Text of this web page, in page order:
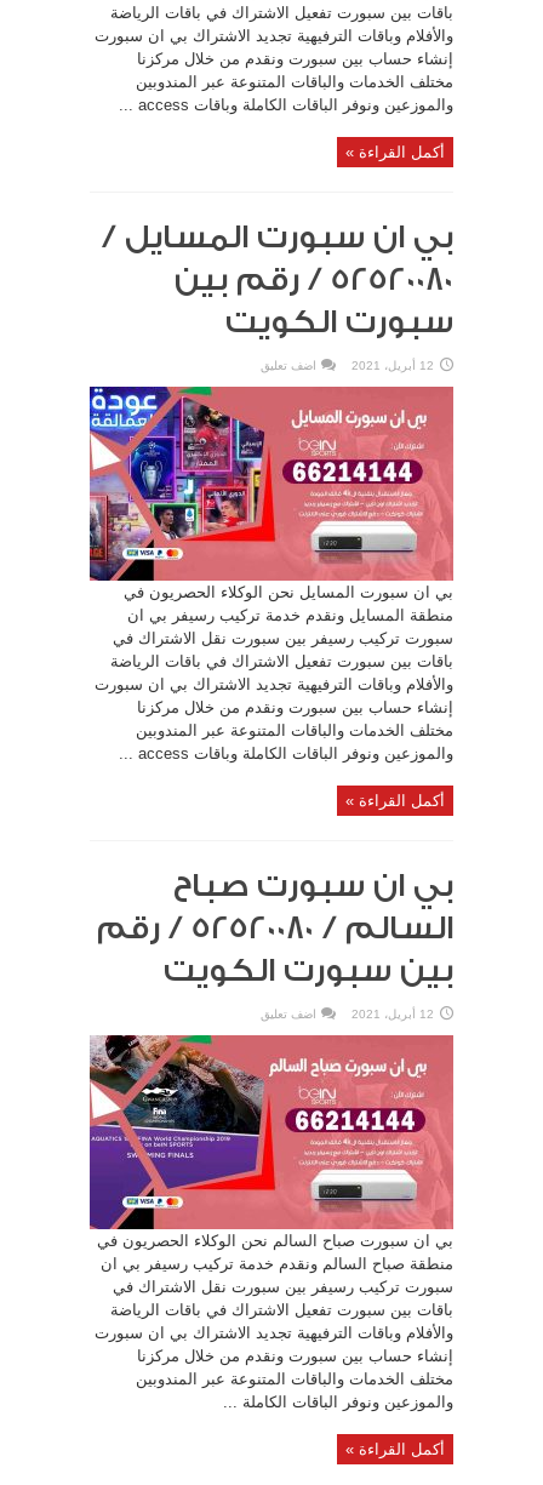
باقات بين سبورت تفعيل الاشتراك في باقات الرياضة
والأفلام وباقات الترفيهية تجديد الاشتراك بي ان سبورت
إنشاء حساب بين سبورت ونقدم من خلال مركزنا
مختلف الخدمات والباقات المتنوعة عبر المندوبين
والموزعين ونوفر الباقات الكاملة وباقات access ...
أكمل القراءة »
بي ان سبورت المسايل /
52520080 / رقم بين
سبورت الكويت
12 أبريل، 2021 اضف تعليق
بي ان سبورت المسايل نحن الوكلاء الحصريون في
منطقة المسايل ونقدم خدمة تركيب رسيفر بي ان
سبورت تركيب رسيفر بين سبورت نقل الاشتراك في
باقات بين سبورت تفعيل الاشتراك في باقات الرياضة
والأفلام وباقات الترفيهية تجديد الاشتراك بي ان سبورت
إنشاء حساب بين سبورت ونقدم من خلال مركزنا
مختلف الخدمات والباقات المتنوعة عبر المندوبين
والموزعين ونوفر الباقات الكاملة وباقات access ...
أكمل القراءة »
بي ان سبورت صباح
السالم / 52520080 / رقم
بين سبورت الكويت
12 أبريل، 2021 اضف تعليق
بي ان سبورت صباح السالم نحن الوكلاء الحصريون في
منطقة صباح السالم ونقدم خدمة تركيب رسيفر بي ان
سبورت تركيب رسيفر بين سبورت نقل الاشتراك في
باقات بين سبورت تفعيل الاشتراك في باقات الرياضة
والأفلام وباقات الترفيهية تجديد الاشتراك بي ان سبورت
إنشاء حساب بين سبورت ونقدم من خلال مركزنا
مختلف الخدمات والباقات المتنوعة عبر المندوبين
والموزعين ونوفر الباقات الكاملة ...
أكمل القراءة »